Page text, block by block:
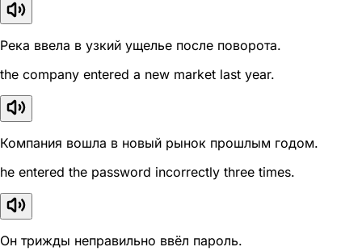
Река ввела в узкий ущелье после поворота.
the company entered a new market last year.
Компания вошла в новый рынок прошлым годом.
he entered the password incorrectly three times.
Он трижды неправильно ввёл пароль.